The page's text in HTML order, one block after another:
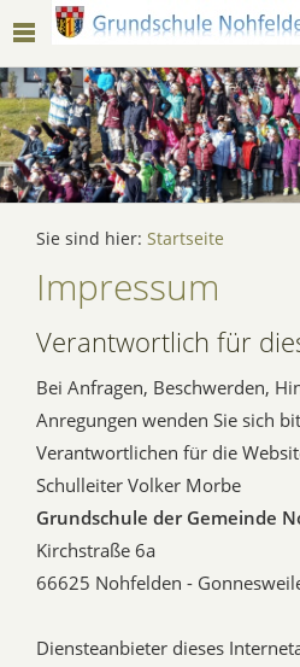
Sie sind hier: Startseite
Impressum
Verantwortlich für
Bei Anfragen, Beschwerden,
Anregungen wenden Sie sich
Verantwortlichen für die
Schulleiter Volker Morbe
Grundschule der Gemeinde
Kirchstraße 6a
66625 Nohfelden -
Diensteanbieter dieses